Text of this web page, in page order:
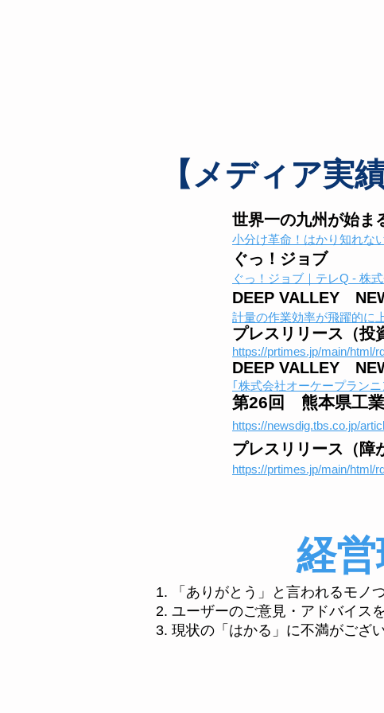
【メディア実績
世界一の九州が始ま
小分け革命！はかり知れな
ぐっ！ジョブ
ぐっ！ジョブ｜テレQ - 株
DEEP VALLEY
計量の作業効率が飛躍的に
プレスリリース（投
https://prtimes.jp/main/html/
DEEP VALLEY
｢株式会社オーケープラン
第26回 熊本県工業
https://newsdig.tbs.co.jp/
プレスリリース（障
​https://prtimes.jp/main/html/
経
「ありがとう」と言われるモノ
ユーザーのご意見・アドバイス
現状の「はかる」に不満がござ